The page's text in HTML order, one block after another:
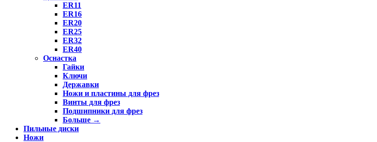
ER11
ER16
ER20
ER25
ER32
ER40
Оснастка
Гайки
Ключи
Державки
Ножи и пластины для фрез
Винты для фрез
Подшипники для фрез
Больше →
Пильные диски
Ножи